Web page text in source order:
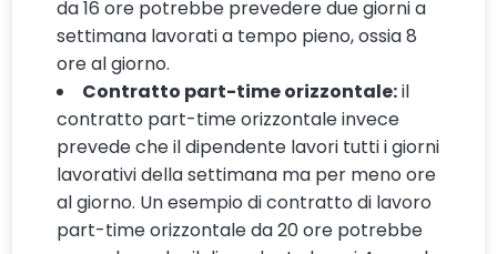
da 16 ore potrebbe prevedere due giorni a
settimana lavorati a tempo pieno, ossia 8
ore al giorno.
Contratto part-time orizzontale:il
contratto part-time orizzontale invece
prevede che il dipendente lavori tutti i giorni
lavorativi della settimana ma per meno ore
al giorno. Un esempio di contratto di lavoro
part-time orizzontale da 20 ore potrebbe